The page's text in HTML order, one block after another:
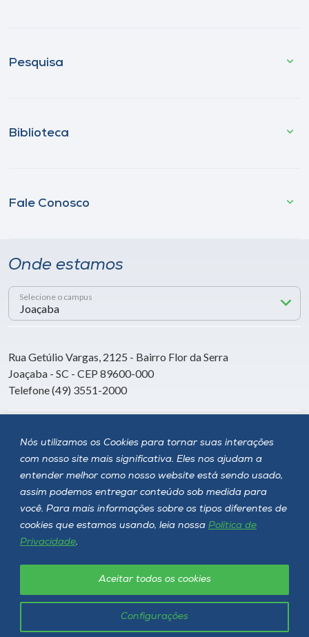
Nós utilizamos os Cookies para tornar suas interações
com nosso site mais significativa. Eles nos ajudam a
entender melhor como nosso website está sendo usado,
assim podemos entregar conteúdo sob medida para
você. Para mais informações sobre os tipos diferentes de
cookies que estamos usando, leia nossa Política de
Privacidade.
Configurações
Aceitar todos os cookies
Pesquisa
Biblioteca
Fale Conosco
Onde estamos
Selecione o campus
Rua Getúlio Vargas, 2125 - Bairro Flor da Serra
Joaçaba - SC - CEP 89600-000
Telefone (49) 3551-2000
Siga a Unoesc
Unoesc © 2026 - Todos os direitos reservados
Política de privacidade LGPD